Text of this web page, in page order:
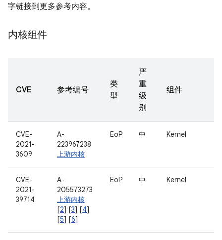
字链接到更多参考内容。
内核组件
CVE 参考编号
类
型
严
重
级
别
组件
CVE-
2021-
3609
A-
223967238
上游内核
EoP 中 Kernel
CVE-
2021-
39714
A-
205573273
上游内核
[2] [3] [4]
[5] [6]
EoP 中 Kernel